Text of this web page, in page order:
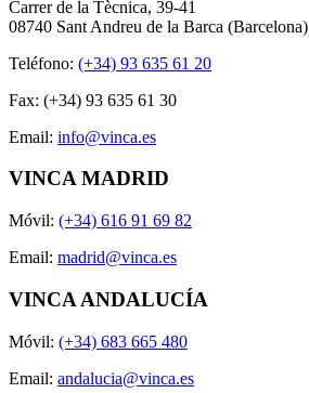
Carrer de la Tècnica, 39-41
08740 Sant Andreu de la Barca (Barcelona)
Teléfono: (+34) 93 635 61 20
Fax: (+34) 93 635 61 30
Email: info@vinca.es
VINCA MADRID
Móvil: (+34) 616 91 69 82
Email: madrid@vinca.es
VINCA ANDALUCÍA
Móvil: (+34) 683 665 480
Email: andalucia@vinca.es